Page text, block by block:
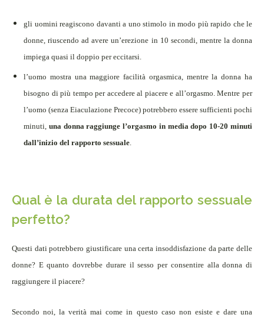
gli uomini reagiscono davanti a uno stimolo in modo più rapido che le
donne, riuscendo ad avere un’erezione in 10 secondi, mentre la donna
impiega quasi il doppio per eccitarsi.
l’uomo mostra una maggiore facilità orgasmica, mentre la donna ha
bisogno di più tempo per accedere al piacere e all’orgasmo. Mentre per
l’uomo (senza Eiaculazione Precoce) potrebbero essere sufficienti pochi
minuti, una donna raggiunge l’orgasmo in media dopo 10-20 minuti
dall’inizio del rapporto sessuale.
Qual è la durata del rapporto sessuale
perfetto?
Questi dati potrebbero giustificare una certa insoddisfazione da parte delle
donne? Equanto dovrebbe durare il sesso per consentire alla donna di
raggiungere il piacere?
Secondo noi, la verità mai come in questo caso non esiste e dare una